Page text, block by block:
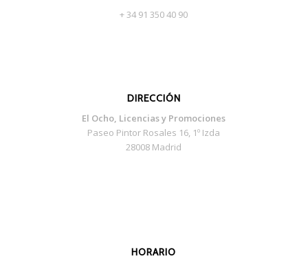
+ 34 91 350 40 90
DIRECCIÓN
El Ocho, Licencias y Promociones
Paseo Pintor Rosales 16, 1º Izda
28008 Madrid
HORARIO